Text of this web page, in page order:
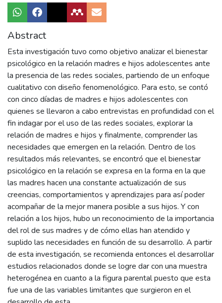
Abstract
Esta investigación tuvo como objetivo analizar el bienestar
psicológico en la relación madres e hijos adolescentes ante
la presencia de las redes sociales, partiendo de un enfoque
cualitativo con diseño fenomenológico. Para esto, se contó
con cinco díadas de madres e hijos adolescentes con
quienes se llevaron a cabo entrevistas en profundidad con el
fin indagar por el uso de las redes sociales, explorar la
relación de madres e hijos y finalmente, comprender las
necesidades que emergen en la relación. Dentro de los
resultados más relevantes, se encontró que el bienestar
psicológico en la relación se expresa en la forma en la que
las madres hacen una constante actualización de sus
creencias, comportamientos y aprendizajes para así poder
acompañar de la mejor manera posible a sus hijos. Y con
relación a los hijos, hubo un reconocimiento de la importancia
del rol de sus madres y de cómo ellas han atendido y
suplido las necesidades en función de su desarrollo. A partir
de esta investigación, se recomienda entonces el desarrollar
estudios relacionados donde se logre dar con una muestra
heterogénea en cuanto a la figura parental puesto que esta
fue una de las variables limitantes que surgieron en el